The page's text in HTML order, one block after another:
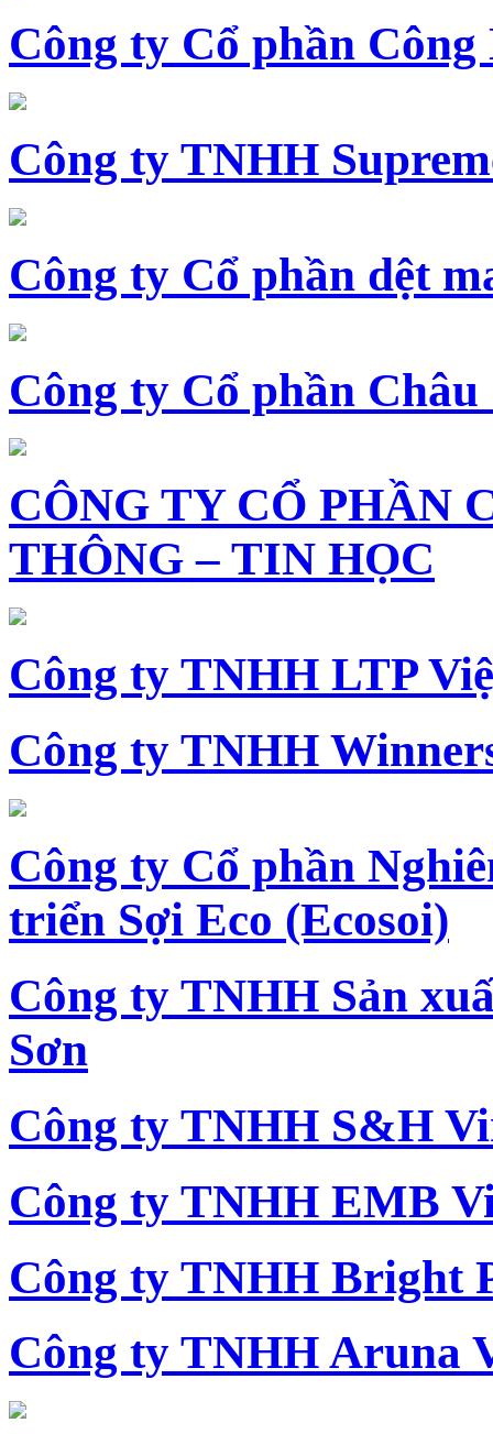
Công ty Cổ phần Công
Công ty TNHH
Công ty Cổ phần dệt
Công ty Cổ phần Châu
CÔNG TY CỔ PHẦN
THÔNG – TIN HỌC
Công ty TNHH LTP
Công ty TNHH
Công ty Cổ phần
triển Sợi Eco (Ecosoi)
Công ty TNHH Sản
Sơn
Công ty TNHH S&H
Công ty TNHH EMB
Công ty TNHH Bright
Công ty TNHH Aruna